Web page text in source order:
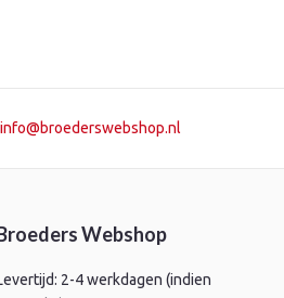
info@broederswebshop.nl
Webshop
2-4 werkdagen (indien